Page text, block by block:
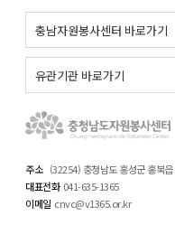
주소 (32254) 충청남도 홍성군 홍북
대표전화 041-635-1365
이메일 cnvc@v1365.or.kr